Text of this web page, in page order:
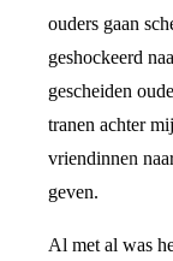
ouders gaan
geshockeerd
gescheiden
tranen achter
vriendinnen
geven.
Al met al was